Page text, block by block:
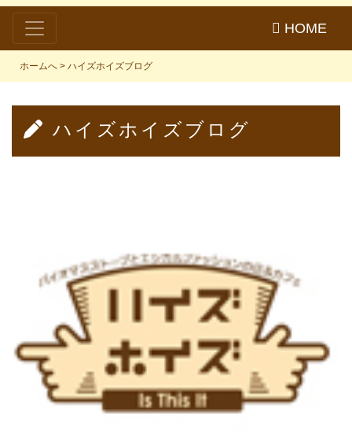
HOME
ホームへ > ハイズホイズブログ
ハイズホイズブログ